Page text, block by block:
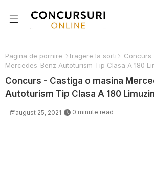
Pagina de pornire tragere la sorti
Concurs
Mercedes-Benz Autoturism Tip Clasa A 180
Concurs - Castiga o masina
Autoturism Tip Clasa A 180
august 25, 2021 0 minute read